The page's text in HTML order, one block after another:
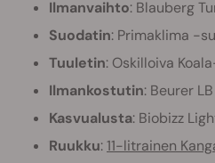
Ilmanvaihto: Blauberg
Suodatin: Primaklima -
Tuuletin: Oskilloiva
Ilmankostutin: Beurer
Kasvualusta: Biobizz
Ruukku:11-litrainen